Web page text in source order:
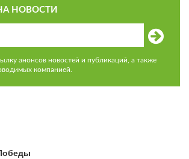
НОВОСТИ
анонсов новостей и публикаций, а также
компанией.